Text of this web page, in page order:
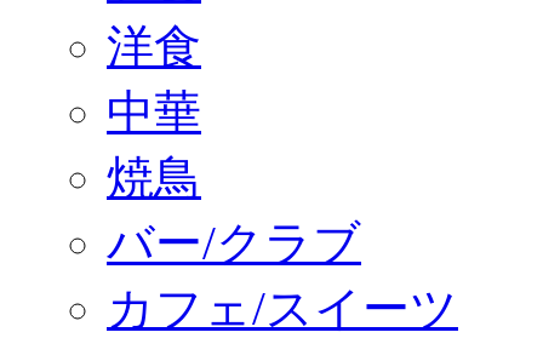
洋食
中華
焼鳥
バー/クラブ
カフェ/スイーツ